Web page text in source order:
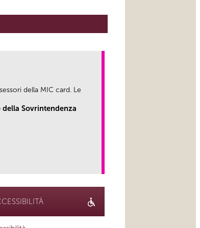
della MIC card. Le
Sovrintendenza